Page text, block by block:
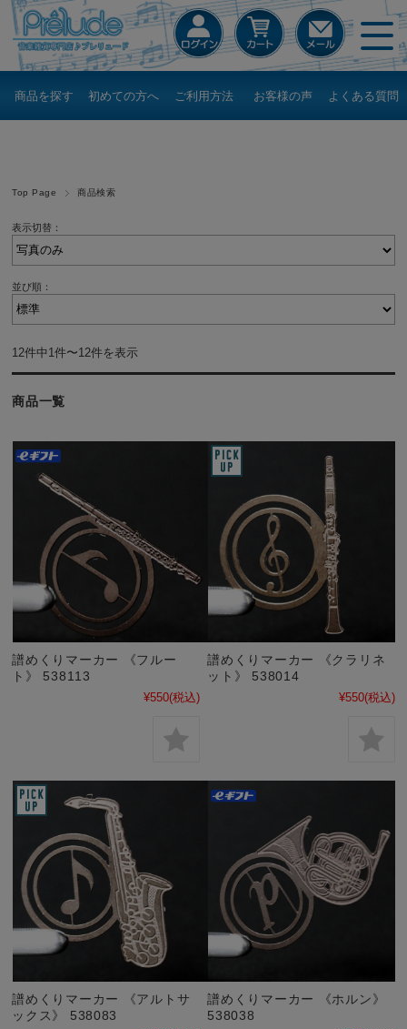
商品を探す 初めての方へ ご利用方法 お客様の声 よくある質問
Top Page 商品検索
表示切替：
並び順：
12件中1件〜12件を表示
商品一覧
譜めくりマーカー 《フルー
ト》 538113
¥550(税込)
譜めくりマーカー 《クラリネ
ット》 538014
¥550(税込)
譜めくりマーカー 《アルトサ
ックス》 538083
譜めくりマーカー 《ホルン》
538038